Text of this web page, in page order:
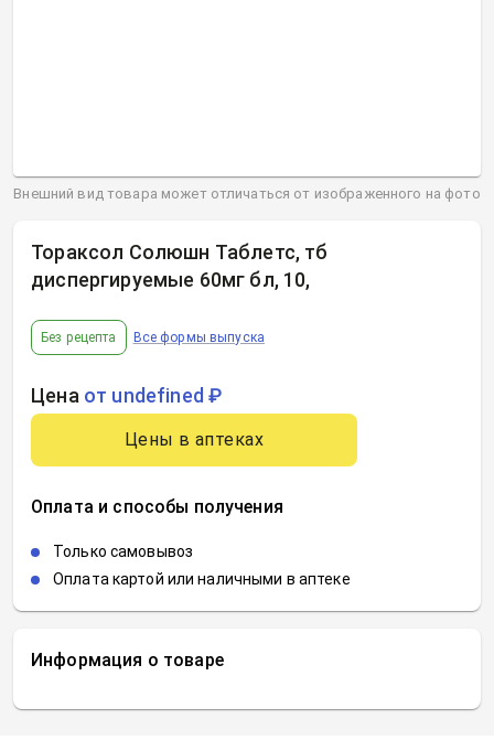
Информация о товаре
Тораксол Солюшн Таблетс, тб
диспергируемые 60мг бл, 10,
Без рецепта Все формы выпуска
Цена от undefined ₽
Цены в аптеках
Оплата и способы получения
Только самовывоз
Оплата картой или наличными в аптеке
Внешний вид товара может отличаться от изображенного на фото